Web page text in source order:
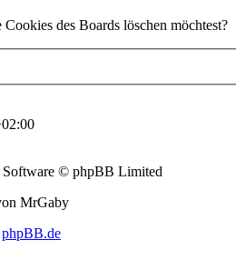
des Boards löschen möchtest?
© phpBB Limited
MrGaby
phpBB.de